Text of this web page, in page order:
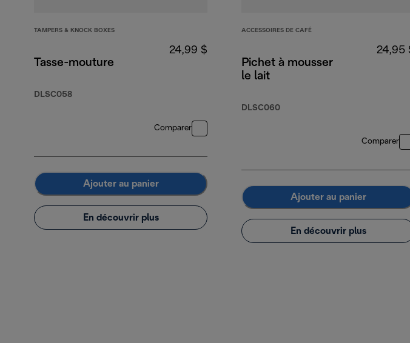
TAMPERS & KNOCK BOXES
Tasse-mouture
DLSC058
24,99 $
Comparer
Ajouter au panier
En découvrir plus
ACCESSOIRES DE CAFÉ
Pichet à mousser
le lait
DLSC060
24,95
Comparer
Ajouter au panier
En découvrir plus